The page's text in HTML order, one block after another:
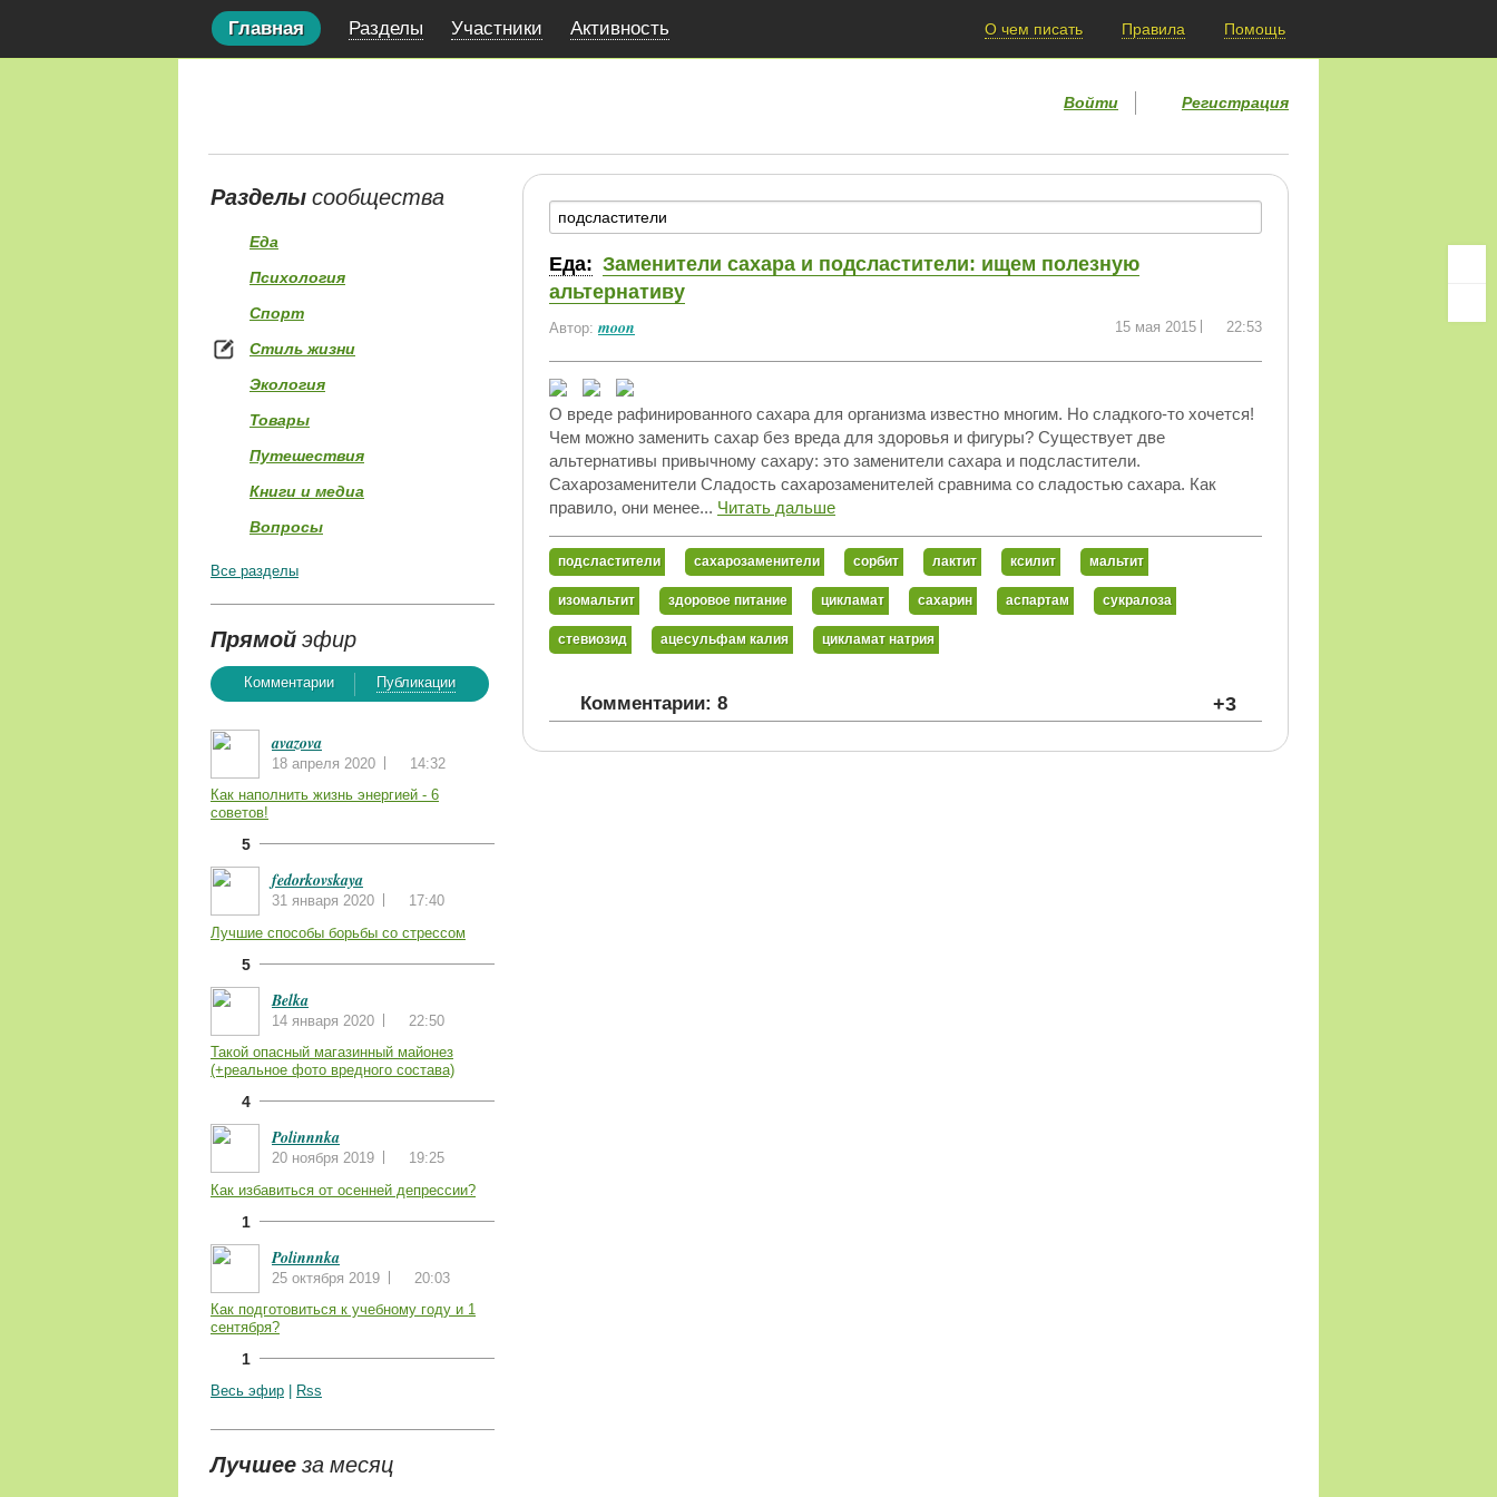
Главная Разделы Участники Активность О чем писать Правила Помощь
Войти Регистрация
Еда: Заменители сахара и подсластители: ищем полезную
альтернативу
Автор: moon 15 мая 2015 22:53
О вреде рафинированного сахара для организма известно многим. Но сладкого-то хочется!
Чем можно заменить сахар без вреда для здоровья и фигуры? Существует две
альтернативы привычному сахару: это заменители сахара и подсластители.
Сахарозаменители Сладость сахарозаменителей сравнима со сладостью сахара. Как
правило, они менее... Читать дальше
подсластители сахарозаменители сорбит лактит ксилит мальтит
изомальтит здоровое питание цикламат сахарин аспартам сукралоза
стевиозид ацесульфам калия цикламат натрия
Комментарии: 8 +3
Разделысообщества
Еда
Психология
Спорт
Стиль жизни
Экология
Товары
Путешествия
Книги и медиа
Вопросы
Все разделы
Прямойэфир
Комментарии Публикации
avazova
18 апреля 2020
14:32
Как наполнить жизнь энергией - 6
советов!
5
fedorkovskaya
31 января 2020
17:40
Лучшие способы борьбы со стрессом
5
Belka
14 января 2020
22:50
Такой опасный магазинный майонез
(+реальное фото вредного состава)
4
Polinnnka
20 ноября 2019
19:25
Как избавиться от осенней депрессии?
1
Polinnnka
25 октября 2019
20:03
Как подготовиться к учебному году и 1
сентября?
1
Весь эфир Rss
Лучшееза месяц